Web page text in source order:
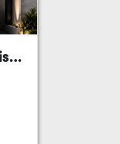
Citraland Area Gwalk Minimalis 3 Lantai